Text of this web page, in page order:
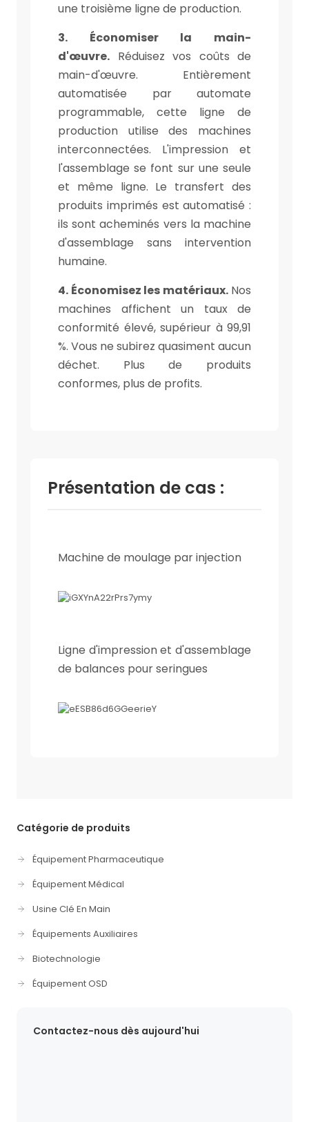
une troisième ligne de production.
3. Économiser la main-
d'œuvre. Réduisez vos coûts de
main-d'œuvre. Entièrement
automatisée par automate
programmable, cette ligne de
production utilise des machines
interconnectées. L'impression et
l'assemblage se font sur une seule
et même ligne. Le transfert des
produits imprimés est automatisé :
ils sont acheminés vers la machine
d'assemblage sans intervention
humaine.
4. Économisez les matériaux.Nos
machines affichent un taux de
conformité élevé, supérieur à 99,91
%. Vous ne subirez quasiment aucun
déchet. Plus de produits
conformes, plus de profits.
Présentation de cas :
Machine de moulage par injection
Ligne d'impression et d'assemblage
de balances pour seringues
Catégorie de produits
Équipement Pharmaceutique
Équipement Médical
Usine Clé En Main
Équipements Auxiliaires
Biotechnologie
Équipement OSD
Contactez-nous dès aujourd'hui